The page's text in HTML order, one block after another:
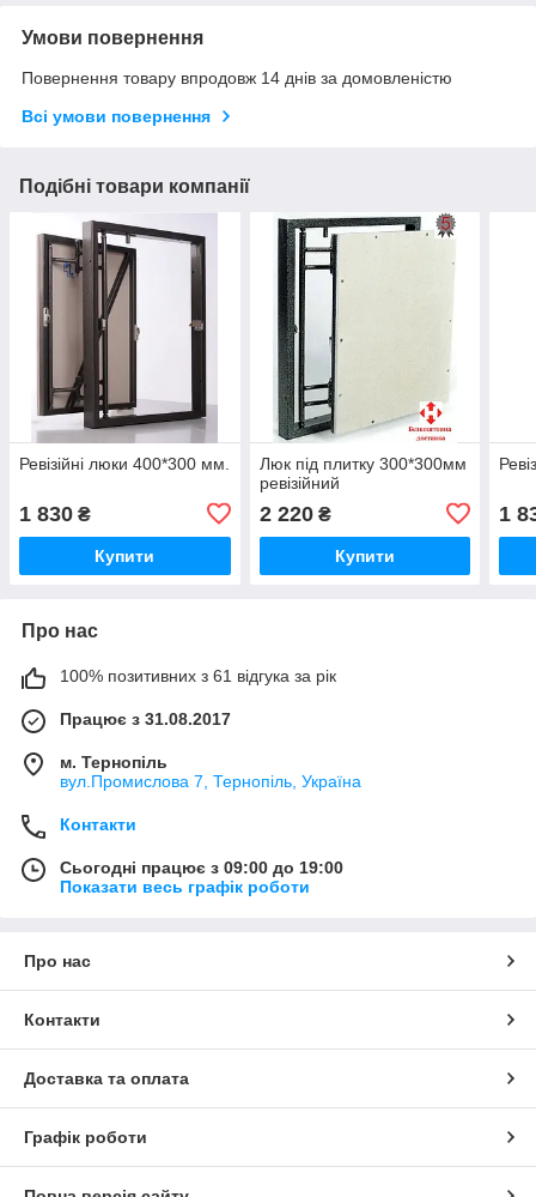
Умови повернення
Повернення товару впродовж 14 днів за домовленістю
Всі умови повернення
Подібні товари компанії
Ревізійні люки 400*300 мм.
1 830 ₴
Купити
Люк під плитку 300*300мм
ревізійний
2 220₴
Купити
1
Про нас
100% позитивних з 61 відгука за рік
Працює з 31.08.2017
м. Тернопіль
вул.Промислова 7, Тернопіль, Україна
Контакти
Сьогодні працює з 09:00 до 19:00
Показати весь графік роботи
Про нас
Контакти
Доставка та оплата
Графік роботи